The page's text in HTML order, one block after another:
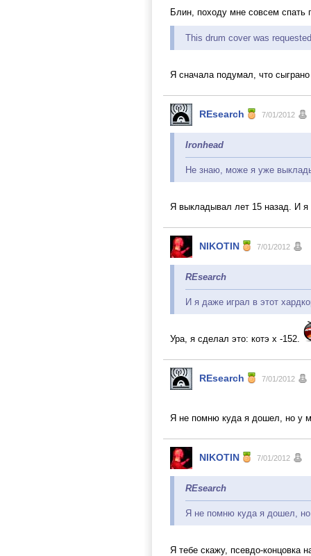
Блин, походу мне совсем спать
This drum cover was
Я сначала подумал, что
REsearch 7/01/2012
Ironhead
Не знаю, може я уже
Я выкладывал лет 15 назад. И
NIKOTIN 7/01/2012
REsearch
И я даже играл в этот
Ура, я сделал это: котэ х -152.
REsearch 7/01/2012
Я не помню куда я дошел, но у
NIKOTIN 7/01/2012
REsearch
Я не помню куда я дошел, но
Я тебе скажу, псевдо-концовка